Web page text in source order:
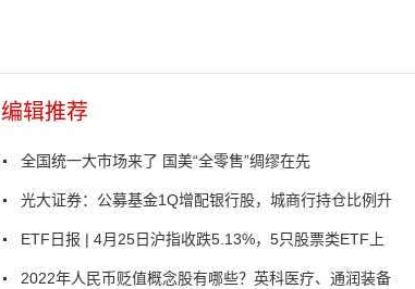
编辑推荐
全国统一大市场来了 国美“全零售”绸缪在先
光大证券：公募基金1Q增配银行股，城商行持仓比例升
ETF日报 | 4月25日沪指收跌5.13%，5只股票类ETF上
2022年人民币贬值概念股有哪些？英科医疗、通润装备